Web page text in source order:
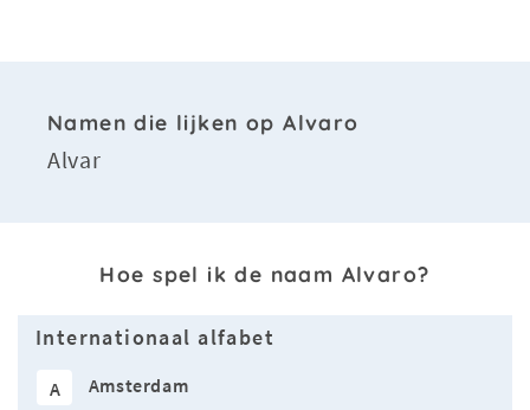
Namen die lijken op Alvaro
Alvar
Hoe spel ik de naam Alvaro?
Internationaal alfabet
A Amsterdam